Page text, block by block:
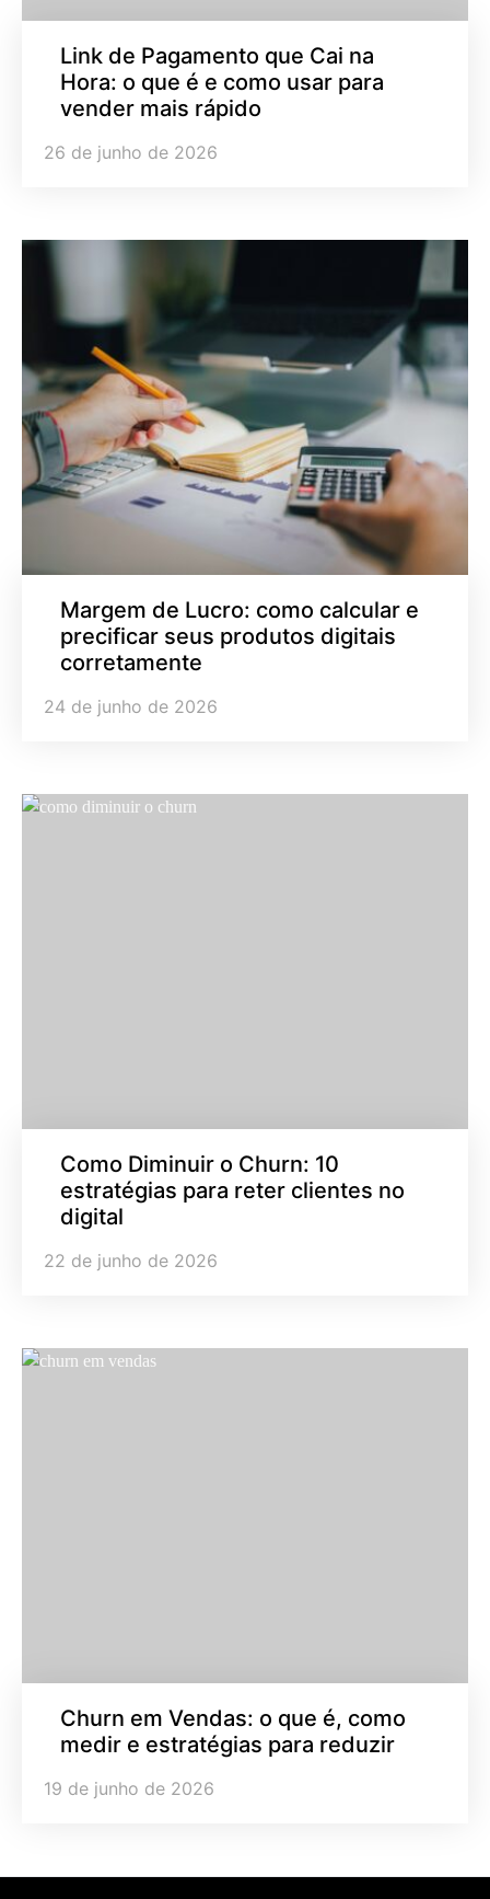
Link de Pagamento que Cai na
Hora: o que é e como usar para
vender mais rápido
26 de junho de 2026
Margem de Lucro: como calcular e
precificar seus produtos digitais
corretamente
24 de junho de 2026
Como Diminuir o Churn: 10
estratégias para reter clientes no
digital
22 de junho de 2026
Churn em Vendas: o que é, como
medir e estratégias para reduzir
19 de junho de 2026